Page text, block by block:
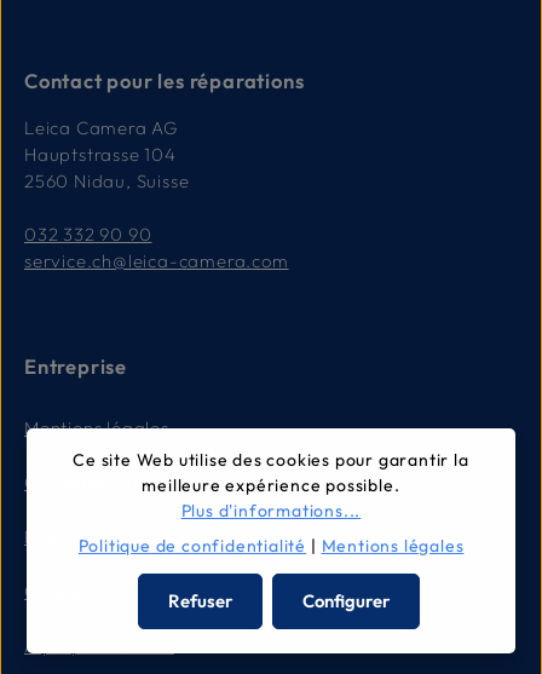
Contact pour les réparations
Leica Camera AG
Hauptstrasse 104
2560 Nidau, Suisse
032 332 90 90
service.ch@leica-camera.com
Entreprise
Mentions légales
Conditions générales
Politique de confidentialité
Contact
À propos de nous
Ce site Web utilise des cookies pour garantir la
meilleure expérience possible.
Plus d'informations...
Politique de confidentialité | Mentions légales
Refuser Configurer